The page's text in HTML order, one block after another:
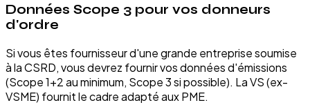
Données Scope 3 pour vos donneurs
d'ordre
Si vous êtes fournisseur d'une grande entreprise soumise
à la CSRD, vous devrez fournir vos données d'émissions
(Scope 1+2 au minimum, Scope 3 si possible). La VS (ex-
VSME) fournit le cadre adapté aux PME.